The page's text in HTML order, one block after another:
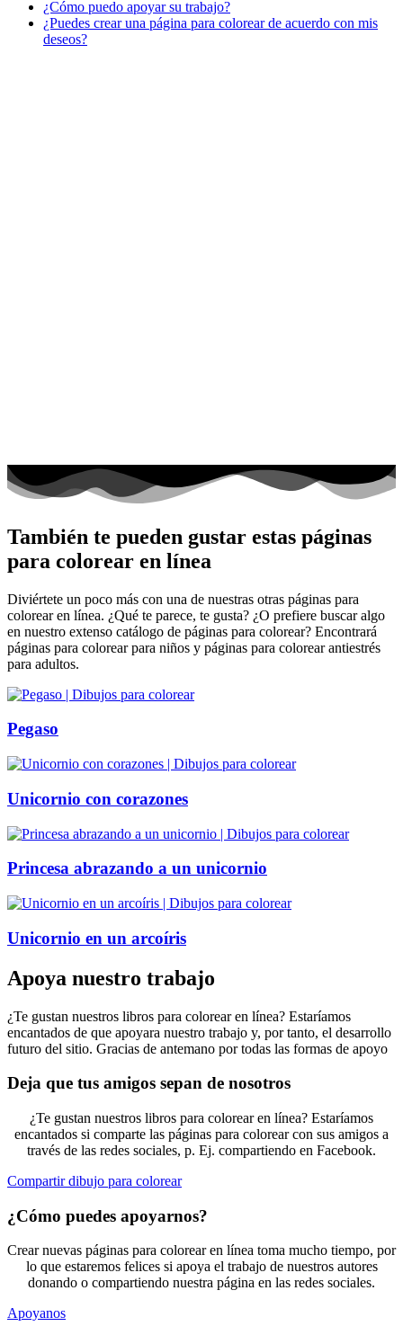
Libros para colorear para niños
Nezaradené
¿Cómo puedo apoyar su trabajo?
¿Puedes crear una página para colorear de acuerdo con mis
deseos?
También te pueden gustar estas páginas
para colorear en línea
Diviértete un poco más con una de nuestras otras páginas para
colorear en línea. ¿Qué te parece, te gusta? ¿O prefiere buscar algo
en nuestro extenso catálogo de páginas para colorear? Encontrará
páginas para colorear para niños y páginas para colorear antiestrés
para adultos.
Pegaso
Unicornio con corazones
Princesa abrazando a un unicornio
Unicornio en un arcoíris
Apoya nuestro trabajo
¿Te gustan nuestros libros para colorear en línea? Estaríamos
encantados de que apoyara nuestro trabajo y, por tanto, el desarrollo
futuro del sitio. Gracias de antemano por todas las formas de apoyo
Deja que tus amigos sepan de nosotros
¿Te gustan nuestros libros para colorear en línea? Estaríamos
encantados si comparte las páginas para colorear con sus amigos a
través de las redes sociales, p. Ej. compartiendo en Facebook.
Compartir dibujo para colorear
¿Cómo puedes apoyarnos?
Crear nuevas páginas para colorear en línea toma mucho tiempo, por
lo que estaremos felices si apoya el trabajo de nuestros autores
donando o compartiendo nuestra página en las redes sociales.
Apoyanos